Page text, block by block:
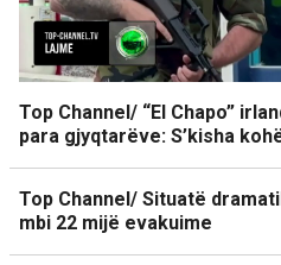
Top Channel/ “El Chapo”
para gjyqtarëve: S’kisha
Top Channel/ Situatë
mbi 22 mijë evakuime